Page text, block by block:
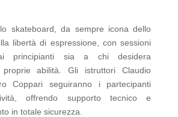
skateboard, da sempre icona dello
libertà di espressione, con sessioni
principianti sia a chi desidera
abilità. Gli istruttori Claudio
Coppari seguiranno i partecipanti
offrendo supporto tecnico e
in totale sicurezza.